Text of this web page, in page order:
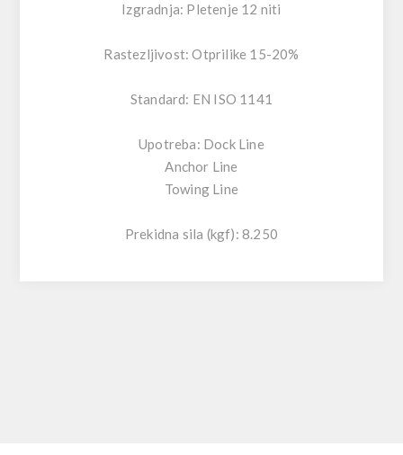
Izgradnja: Pletenje 12 niti
Rastezljivost: Otprilike 15-20%
Standard: EN ISO 1141
Upotreba: Dock Line
Anchor Line
Towing Line
Prekidna sila (kgf): 8.250